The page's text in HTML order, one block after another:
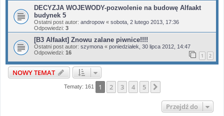
DECYZJA WOJEWODY-pozwolenie na budowę Alfaakt
budynek 5
Ostatni post autor: andropow « sobota, 2 lutego 2013, 17:36
Odpowiedzi: 3
[B3 Alfaakt] Znowu zalane piwnice!!!!
Ostatni post autor: szymona « poniedziałek, 30 lipca 2012, 14:47
Odpowiedzi: 16 1 2
NOWY TEMAT
Tematy: 161 1 2 3 4 5
Przejdź do